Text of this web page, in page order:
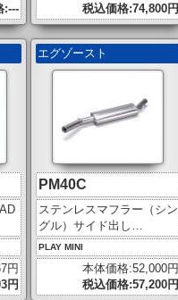
:---
税込価格:74,800円
円
円
エグゾースト
PM40C
ステンレスマフラー（シン
グル）サイド出し…
PLAY MINI
本体価格:52,000円
税込価格:57,200円